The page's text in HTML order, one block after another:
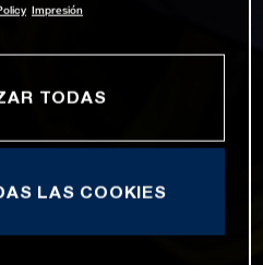
Impresión
TODAS
LAS COOKIES